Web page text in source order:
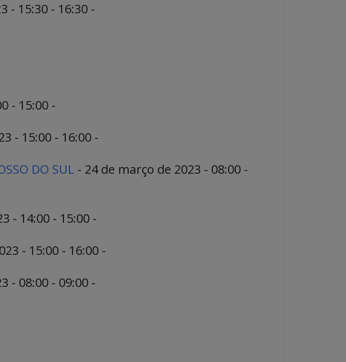
- 15:30 - 16:30 -
- 15:00 -
- 15:00 - 16:00 -
DO SUL - 24 de março de 2023 - 08:00 -
- 14:00 - 15:00 -
- 15:00 - 16:00 -
- 08:00 - 09:00 -